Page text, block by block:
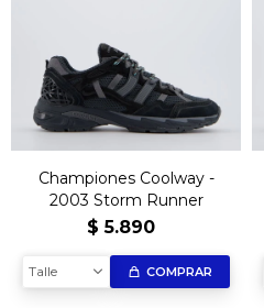
Championes Coolway -
2003 Storm Runner
$ 5.890
Talle COMPRAR